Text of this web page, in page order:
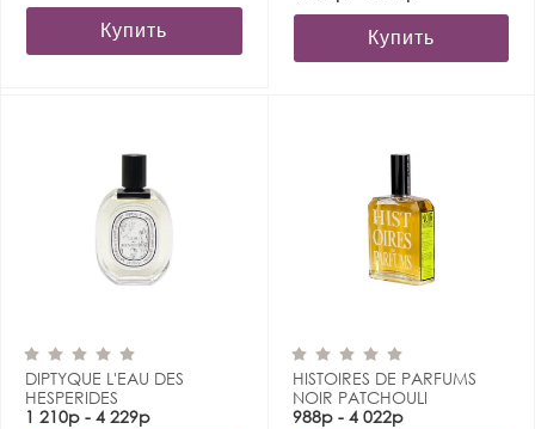
Купить Купить
DIPTYQUE L'EAU DES
HESPERIDES
1 210р - 4 229р
HISTOIRES DE PARFUMS
NOIR PATCHOULI
988р - 4 022р